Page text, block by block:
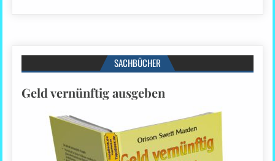
SACHBÜCHER
Geld vernünftig ausgeben